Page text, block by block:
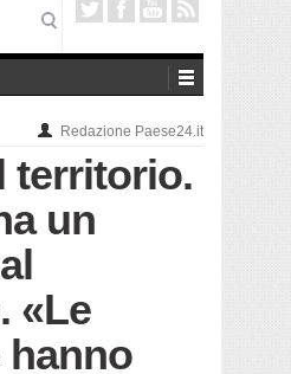
Redazione Paese24.it
territorio.
un
«Le